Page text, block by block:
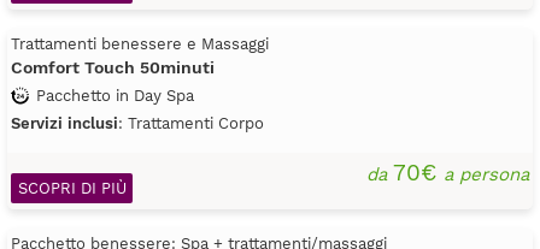
Trattamenti benessere e Massaggi
Comfort Touch 50minuti
Pacchetto in Day Spa
Servizi inclusi: Trattamenti Corpo
da70€ a persona
SCOPRI DI PIÙ
Pacchetto benessere: Spa + trattamenti/massaggi